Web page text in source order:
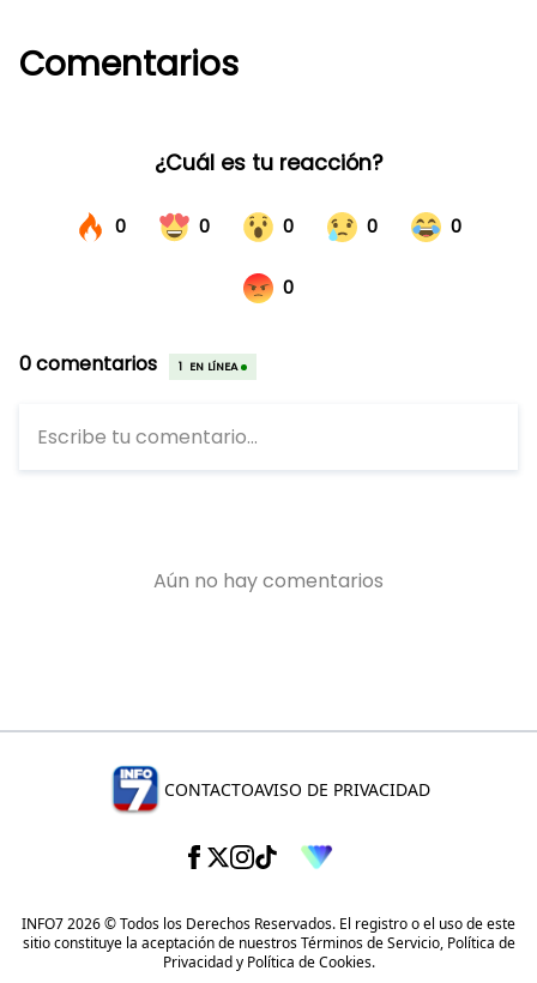
Comentarios
CONTACTOAVISO DE PRIVACIDAD
INFO7 2026 © Todos los Derechos Reservados. El registro o el uso de este
sitio constituye la aceptación de nuestrosTérminos de Servicio, Política de
Privacidady Política de Cookies.